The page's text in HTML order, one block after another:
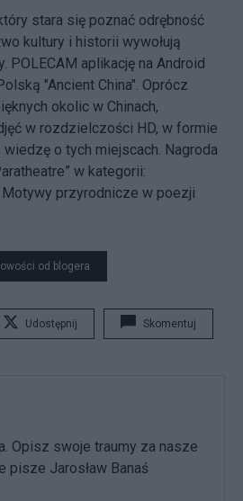
stara się poznać odrębność
kultury i historii wywołują
POLECAM aplikację na Android
"Ancient China". Oprócz
okolic w Chinach,
w rozdzielczości HD, w formie
o tych miejscach. Nagroda
w kategorii:
przyrodnicze w poezji
od blogera
Udostępnij Skomentuj
Opisz swoje traumy za nasze
pisze Jarosław Banaś